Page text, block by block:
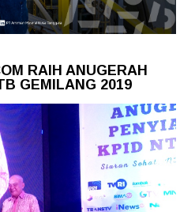
RAIH ANUGERAH
GEMILANG 2019